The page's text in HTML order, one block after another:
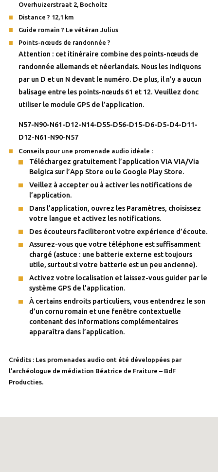
Overhuizerstraat 2, Bocholtz
Distance ? 12,1 km
Guide romain ? Le vétéran Julius
Points-nœuds de randonnée ?
Attention : cet itinéraire combine des points-nœuds de
randonnée allemands et néerlandais. Nous les indiquons
par un D et un N devant le numéro. De plus, il n’y a aucun
balisage entre les points-nœuds 61 et 12. Veuillez donc
utiliser le module GPS de l’application.
N57-N90-N61-D12-N14-D55-D56-D15-D6-D5-D4-D11-
D12-N61-N90-N57
Conseils pour une promenade audio idéale :
Téléchargez gratuitement l’application VIA VIA/Via
Belgica sur l’App Store ou le Google Play Store.
Veillez à accepter ou à activer les notifications de
l’application.
Dans l’application, ouvrez les Paramètres, choisissez
votre langue et activez les notifications.
Des écouteurs faciliteront votre expérience d’écoute.
Assurez-vous que votre téléphone est suffisamment
chargé (astuce : une batterie externe est toujours
utile, surtout si votre batterie est un peu ancienne).
Activez votre localisation et laissez-vous guider par le
système GPS de l’application.
À certains endroits particuliers, vous entendrez le son
d’un cornu romain et une fenêtre contextuelle
contenant des informations complémentaires
apparaîtra dans l’application.
Crédits : Les promenades audio ont été développées par
l’archéologue de médiation Béatrice de Fraiture – BdF
Producties.